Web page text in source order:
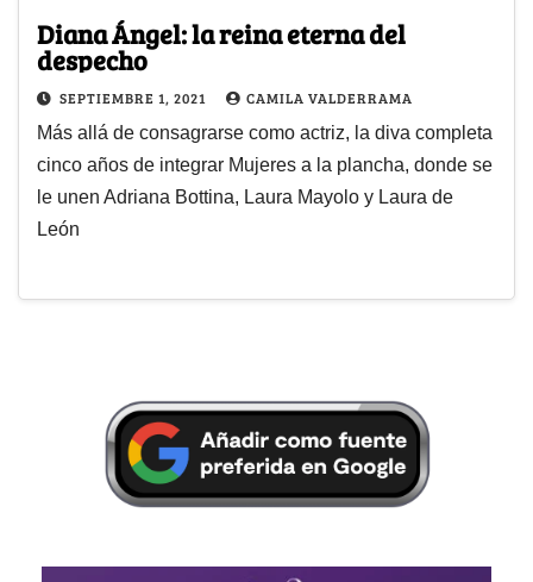
Diana Ángel: la reina eterna del
despecho
SEPTIEMBRE 1, 2021 CAMILA VALDERRAMA
Más allá de consagrarse como actriz, la diva completa
cinco años de integrar Mujeres a la plancha, donde se
le unen Adriana Bottina, Laura Mayolo y Laura de
León